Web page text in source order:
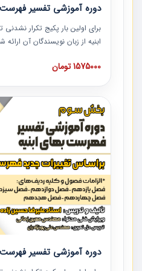
دوره آموزشی تفسیر
برای اولین بار پکیج تکرار
ابنیه از زبان نویسندگان آن
ردیف ها و مطالب فهرست بها
دوره به صورت کامل تصویری بوده
دوره با کلام مهندس
مشاور در امر بازنگری فهرست بها
همکارانی که در حوزه صنعت
توصیه می کنیم از مطالب این دوره
1575000 تومان
دوره آموزشی تفسیر